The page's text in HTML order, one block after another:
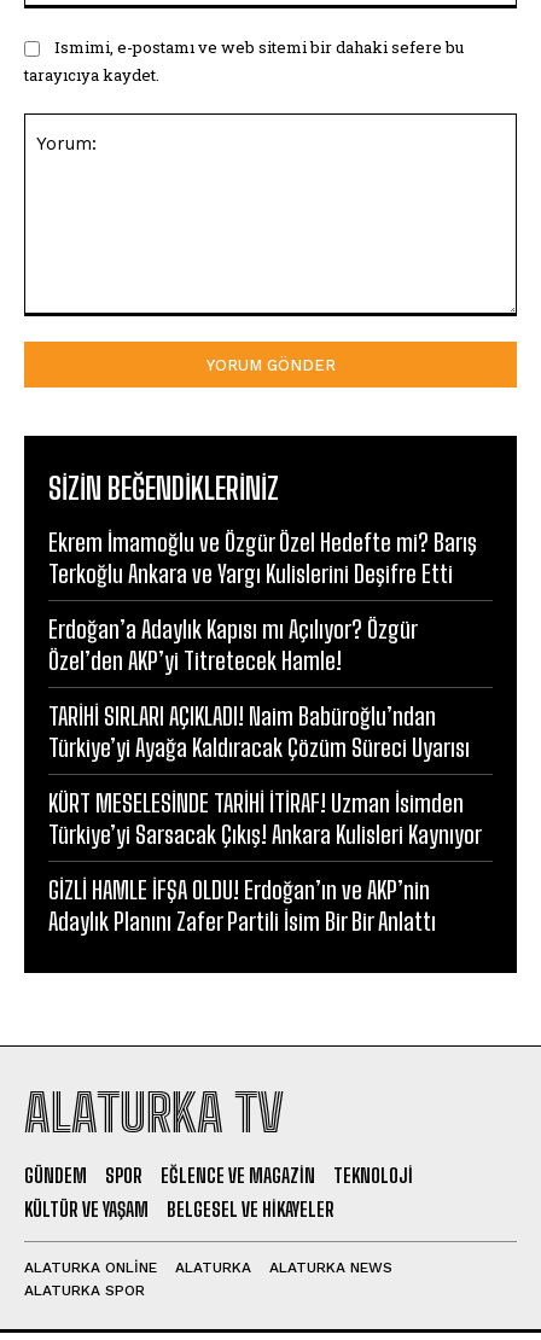
Ismimi, e-postamı ve web sitemi bir dahaki sefere bu
tarayıcıya kaydet.
SIZIN BEĞENDIKLERINIZ
Ekrem İmamoğlu ve Özgür Özel Hedefte mi? Barış
Terkoğlu Ankara ve Yargı Kulislerini Deşifre Etti
Erdoğan’a Adaylık Kapısı mı Açılıyor? Özgür
Özel’den AKP’yi Titretecek Hamle!
TARİHİ SIRLARI AÇIKLADI! Naim Babüroğlu’ndan
Türkiye’yi Ayağa Kaldıracak Çözüm Süreci Uyarısı
KÜRT MESELESİNDE TARİHİ İTİRAF! Uzman İsimden
Türkiye’yi Sarsacak Çıkış! Ankara Kulisleri Kaynıyor
GİZLİ HAMLE İFŞA OLDU! Erdoğan’ın ve AKP’nin
Adaylık Planını Zafer Partili İsim Bir Bir Anlattı
ALATURKA TV
GÜNDEM SPOR EĞLENCE VE MAGAZIN
TEKNOLOJI
KÜLTÜR VE YAŞAM
BELGESEL VE HIKAYELER
ALATURKA ONLINE ALATURKA
ALATURKA NEWS
ALATURKA SPOR